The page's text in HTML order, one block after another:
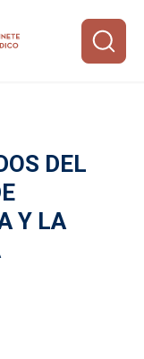
DEL
Y LA